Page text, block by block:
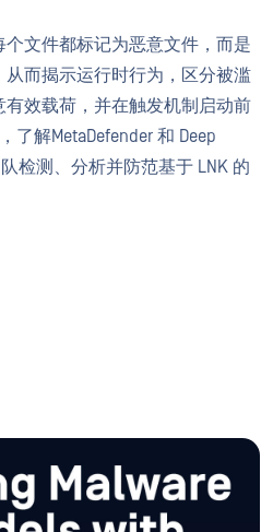
文件都标记为恶意文件，而是
而揭示运行时行为，区分被滥
效载荷，并在触发机制启动前
了解MetaDefender 和 Deep
检测、分析并防范基于 LNK 的